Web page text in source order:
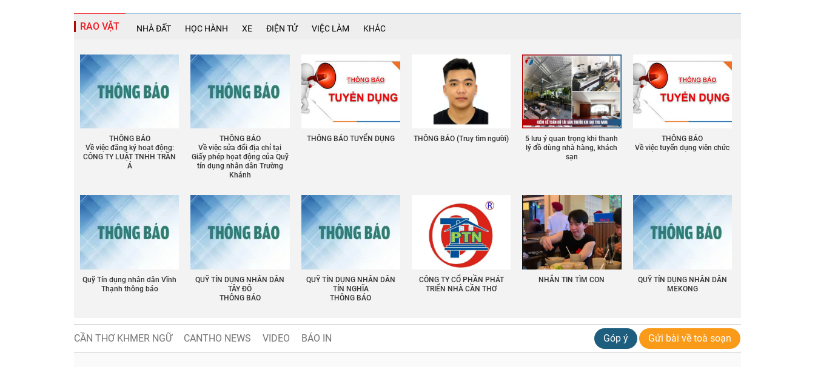
RAO VẶT NHÀ ĐẤT HỌC HÀNH XE ĐIỆN TỬ VIỆC LÀM KHÁC
THÔNG BÁO
Về việc đăng ký hoạt động:
CÔNG TY LUẬT TNHH TRẦN
Á
THÔNG BÁO
Về việc sửa đổi địa chỉ tại
Giấy phép họat động của Quỹ
tín dụng nhân dân Trường
Khánh
THÔNG BÁO TUYỂN DỤNG THÔNG BÁO (Truy tìm người)
5 lưu ý quan trọng khi thanh
lý đồ dùng nhà hàng, khách
sạn
THÔNG BÁO
Về việc tuyển dụng viên chức
Quỹ Tín dụng nhân dân Vĩnh
Thạnh thông báo
QUỸ TÍN DỤNG NHÂN DÂN
TÂY ĐÔ
THÔNG BÁO
QUỸ TÍN DỤNG NHÂN DÂN
TÍN NGHĨA
THÔNG BÁO
CÔNG TY CỔ PHẦN PHÁT
TRIỂN NHÀ CẦN THƠ
NHẮN TIN TÌM CON
QUỸ TÍN DỤNG NHÂN DÂN
MEKONG
CẦN THƠ KHMER NGỮ CANTHO NEWS VIDEO BÁO IN Góp ý Gửi bài về toà soạn